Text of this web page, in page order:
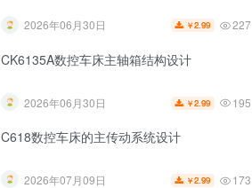
2026年06月30日 ￥2.99 227
CK6135A数控车床主轴箱结构设计
2026年06月30日 ￥2.99 195
C618数控车床的主传动系统设计
2026年07月09日 ￥2.99 173